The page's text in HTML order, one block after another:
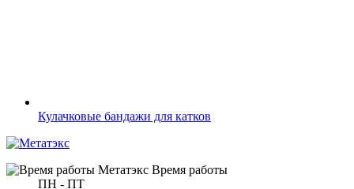
Кулачковые бандажи для катков
Время работы
ПН - ПТ